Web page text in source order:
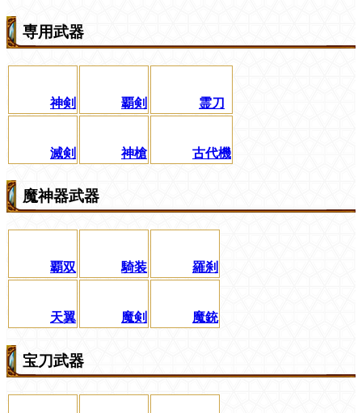
専用武器
神剣 覇剣 霊刀
滅剣 神槍 古代機
魔神器武器
覇双 騎装 羅刹
天翼 魔剣 魔銃
宝刀武器